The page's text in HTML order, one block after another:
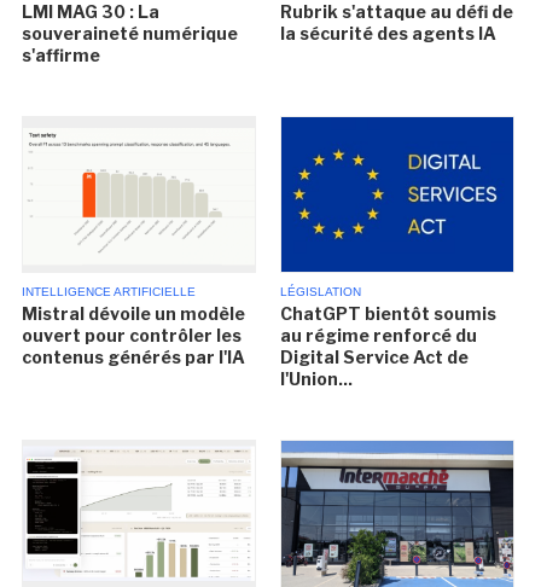
LMI MAG 30 : La
souveraineté numérique
s'affirme
Rubrik s'attaque au défi de
la sécurité des agents IA
INTELLIGENCE ARTIFICIELLE
Mistral dévoile un modèle
ouvert pour contrôler les
contenus générés par l'IA
LÉGISLATION
ChatGPT bientôt soumis
au régime renforcé du
Digital Service Act de
l'Union...